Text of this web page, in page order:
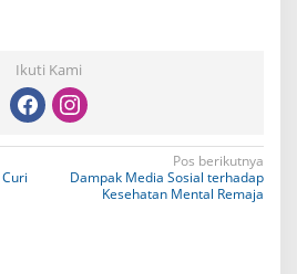
Ikuti Kami
Pos berikutnya
Dampak Media Sosial terhadap
Kesehatan Mental Remaja